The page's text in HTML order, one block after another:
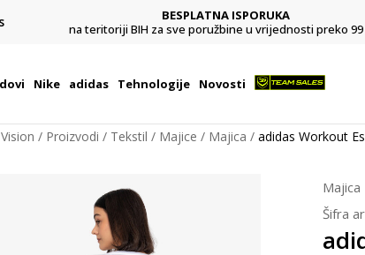
BESPLATNA ISPORUKA
na teritoriji BIH za sve poružbine u vrijednosti preko 99
Nike adidas Tehnologije Novosti
Proizvodi Tekstil Majice Majica adidas Workout
Majica
Šifra